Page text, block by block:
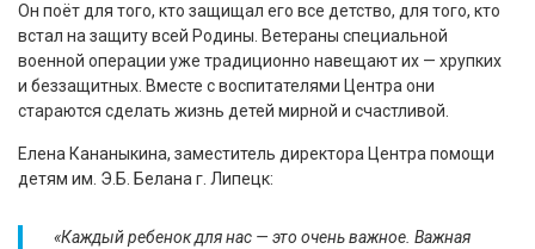
Он поёт для того, кто защищал его все детство, для того, кто
встал на защиту всей Родины. Ветераны специальной
военной операции уже традиционно навещают их — хрупких
и беззащитных. Вместе с воспитателями Центра они
стараются сделать жизнь детей мирной и счастливой.
Елена Кананыкина, заместитель директора Центра помощи
детям им. Э.Б. Белана г. Липецк:
«Каждый ребенок для нас — это очень важное. Важная